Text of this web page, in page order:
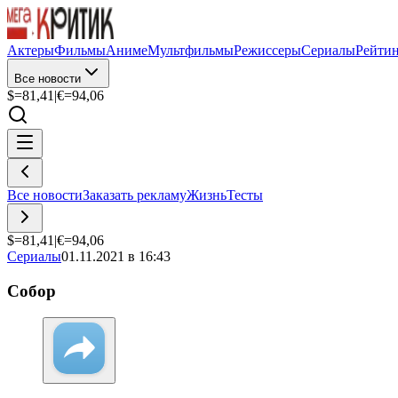
АктерыФильмыАнимеМультфильмыРежиссерыСериалы
Все новости
$=81,41 |€=94,06
Все новостиЗаказать рекламуЖизньТесты
$=81,41 |€=94,06
Сериалы01.11.2021 в 16:43
Собор